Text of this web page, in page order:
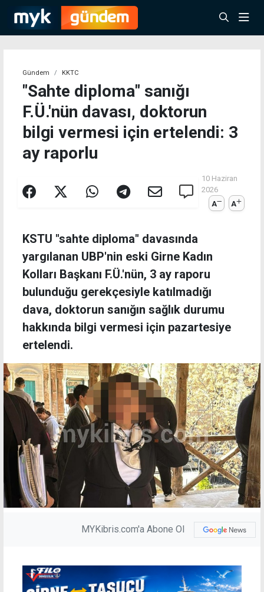
Gündem KKTC
"Sahte diploma" sanığı
F.Ü.'nün davası, doktorun
bilgi vermesi için ertelendi: 3
ay raporlu
10 Haziran
2026
A
A
KSTU "sahte diploma" davasında
yargılanan UBP'nin eski Girne Kadın
Kolları Başkanı F.Ü.'nün, 3 ay raporu
bulunduğu gerekçesiyle katılmadığı
dava, doktorun sanığın sağlık durumu
hakkında bilgi vermesi için pazartesiye
ertelendi.
MYKibris.com'a Abone Ol